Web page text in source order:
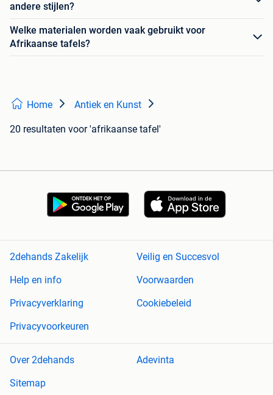
andere stijlen?
Welke materialen worden vaak gebruikt voor
Afrikaanse tafels?
Home Antiek en Kunst
20 resultaten voor 'afrikaanse tafel'
2dehands Zakelijk
Veilig en Succesvol
Help en info
Voorwaarden
Privacyverklaring
Cookiebeleid
Privacyvoorkeuren
Over 2dehands
Adevinta
Sitemap